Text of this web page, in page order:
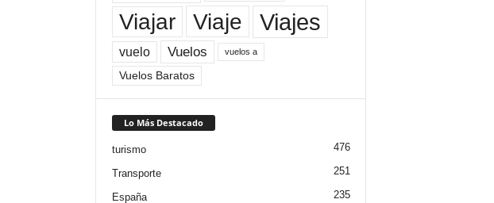
Viajar Viaje Viajes
vuelo Vuelos vuelos a
Vuelos Baratos
Lo Más Destacado
turismo 476
Transporte 251
España 235